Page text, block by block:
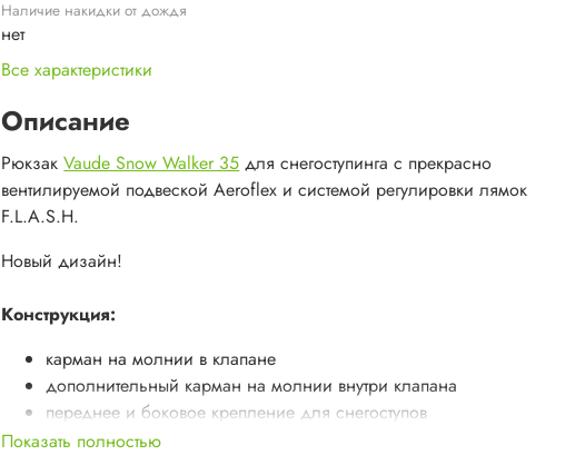
Наличие накидки от дождя
нет
Все характеристики
Описание
РюкзакVaude Snow Walker 35 для снегоступинга с прекрасно
вентилируемой подвеской Aeroflex и системой регулировки лямок
F.L.A.S.H.
Новый дизайн!
Конструкция:
карман на молнии в клапане
дополнительный карман на молнии внутри клапана
переднее и боковое крепление для снегоступов
усиленная передняя часть
Показать полностью